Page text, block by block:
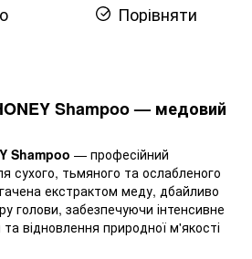
Порівняти
Shampoo — медовий
Shampoo — професійний
сухого, тьмяного та ослабленого
екстрактом меду, дбайливо
голови, забезпечуючи інтенсивне
відновлення природної м'якості